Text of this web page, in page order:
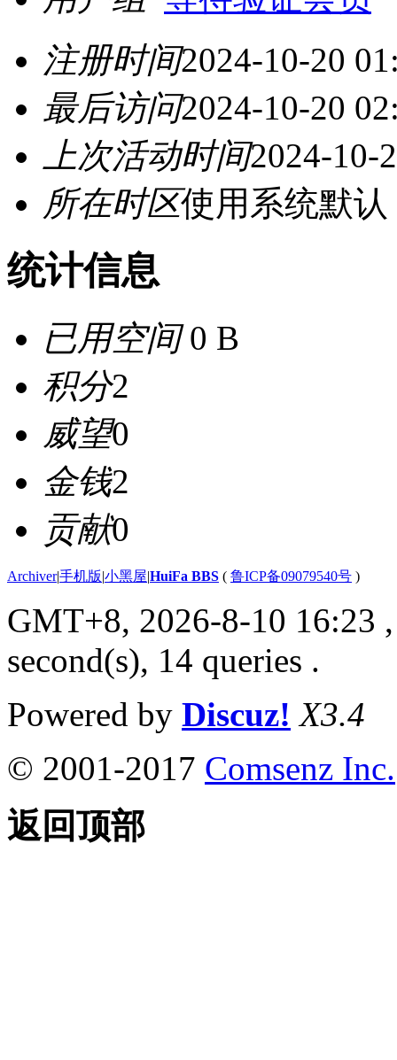
注册时间2024-10-20
最后访问2024-10-20
上次活动时间2024-10-
所在时区使用系统默认
统计信息
已用空间0 B
积分2
威望0
金钱2
贡献0
Archiver|手机版|小黑屋|HuiFa BBS ( 鲁ICP备09079540号 )
GMT+8, 2026-8-10 16:23
second(s), 14 queries .
Powered by Discuz! X3.4
© 2001-2017 Comsenz Inc.
返回顶部